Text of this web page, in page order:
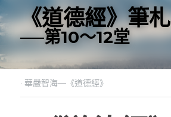
《道德經》筆札
──第10～12堂
· 華嚴智海—《道德經》